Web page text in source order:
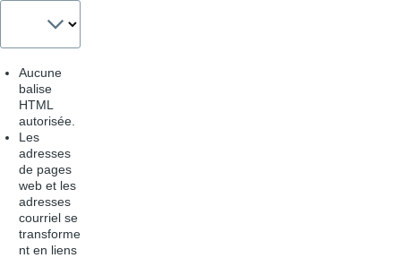
Aucune
balise
HTML
autorisée.
Les
adresses
de pages
web et les
adresses
courriel se
transforme
nt en liens